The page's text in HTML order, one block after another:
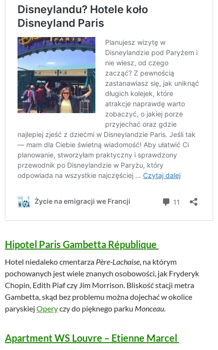
Hipotel Paris Gambetta République
Hotel niedaleko cmentarza Père-Lachaise, na którym
pochowanych jest wiele znanych osobowości, jak Fryderyk
Chopin, Edith Piaf czy Jim Morrison. Bliskość stacji metra
Gambetta, skąd bez problemu można dojechać w okolice
paryskiej Operyczy do pięknego parku Monceau.
Apartment WS Louvre – Etienne Marcel